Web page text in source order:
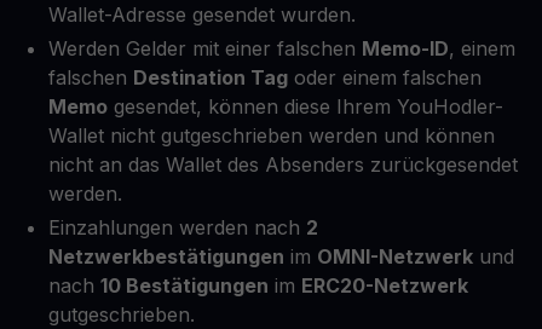
Wallet-Adresse gesendet wurden.
Werden Gelder mit einer falschen Memo-ID, einem
falschen Destination Tag oder einem falschen
Memo gesendet, können diese Ihrem YouHodler-
Wallet nicht gutgeschrieben werden und können
nicht an das Wallet des Absenders zurückgesendet
werden.
Einzahlungen werden nach 2
Netzwerkbestätigungen im OMNI-Netzwerk und
nach 10 Bestätigungen im ERC20-Netzwerk
gutgeschrieben.